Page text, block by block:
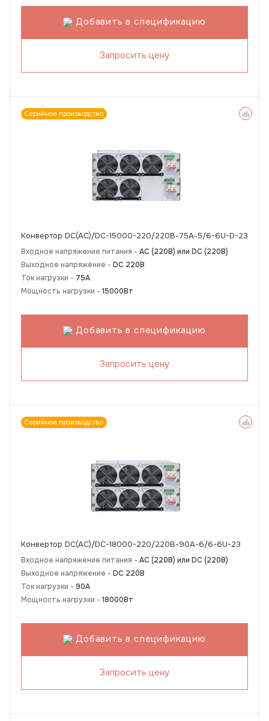
Добавить в спецификацию
Запросить цену
Серийное производство
Конвертор DC(AC)/DC-15000-220/220В-75А-5/6-6U-D-23
Входное напряжение питания - АС (220В) или DC (220В)
Выходное напряжение - DC 220В
Ток нагрузки - 75А
Мощность нагрузки - 15000Вт
Добавить в спецификацию
Запросить цену
Серийное производство
Конвертор DC(AC)/DC-18000-220/220В-90А-6/6-6U-23
Входное напряжение питания - АС (220В) или DC (220В)
Выходное напряжение - DC 220В
Ток нагрузки - 90А
Мощность нагрузки - 18000Вт
Добавить в спецификацию
Запросить цену